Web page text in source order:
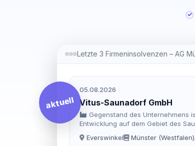
Letzte 3 Firmeninsolvenzen – AG
05.08.2026
Vitus-Saunadorf GmbH
Gegenstand des Unternehmens
Entwicklung auf dem Gebiet des
zu beteiligen. Sie kann auch
Zweigniederlassungen im In- und
Everswinkel Münster
aktuell